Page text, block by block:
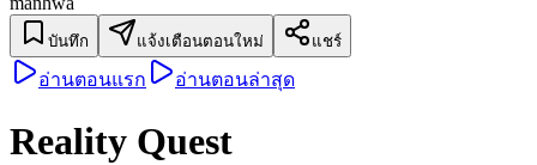
บันทึก แจ้งเตือนตอนใหม่ แชร์
อ่านตอนแรก อ่านตอนล่าสุด
Reality Quest